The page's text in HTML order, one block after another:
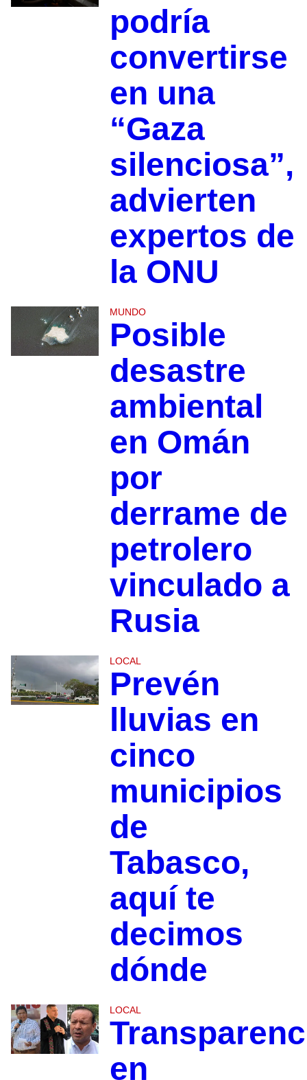
podría
convertirse
en una
“Gaza
silenciosa”,
advierten
expertos de
la ONU
MUNDO
Posible
desastre
ambiental
en Omán
por
derrame de
petrolero
vinculado a
Rusia
LOCAL
Prevén
lluvias en
cinco
municipios
de
Tabasco,
aquí te
decimos
dónde
LOCAL
en